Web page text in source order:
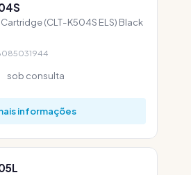
(CLT-K504S ELS) Black
sob consulta
informações